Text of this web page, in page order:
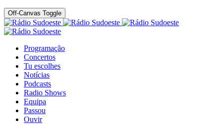
Off-Canvas Toggle
Programação
Concertos
Tu escolhes
Notícias
Podcasts
Radio Shows
Equipa
Passou
Ouvir